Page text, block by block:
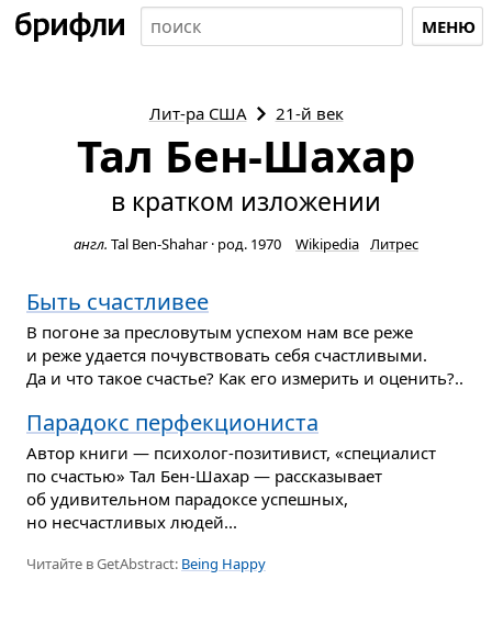
МЕНЮ
Лит-раСША 21-й век
Тал Бен-Шахар
в кратком изложении
англ. Tal Ben-Shahar· род. 1970 Wikipedia Литрес
Быть счастливее
В погоне за пресловутым успехом нам все реже
и реже удается почувствовать себя счастливыми.
Да и что такое счастье? Как его измерить и оценить?..
Парадокс перфекциониста
Автор книги — психолог-позитивист, «специалист
по счастью» Тал Бен-Шахар — рассказывает
об удивительном парадоксе успешных,
но несчастливых людей...
Читайте в GetAbstract: Being Happy